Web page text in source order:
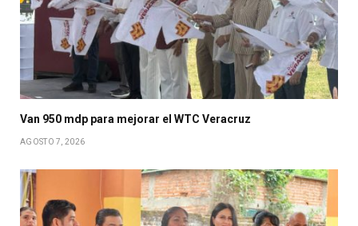
Van 950 mdp para mejorar el WTC Veracruz
AGOSTO 7, 2026